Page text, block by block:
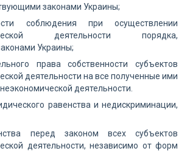
законами Украины;
соблюдения при осуществлении
деятельности порядка,
Украины;
права собственности субъектов
деятельности на все полученные ими
деятельности.
равенства и недискриминации,
перед законом всех субъектов
деятельности, независимо от форм